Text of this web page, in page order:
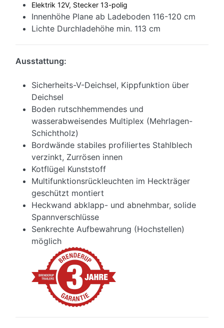
Elektrik 12V, Stecker 13-polig
Innenhöhe Plane ab Ladeboden 116-120 cm
Lichte Durchladehöhe min. 113 cm
Ausstattung:
Sicherheits-V-Deichsel, Kippfunktion über
Deichsel
Boden rutschhemmendes und
wasserabweisendes Multiplex (Mehrlagen-
Schichtholz)
Bordwände stabiles profiliertes Stahlblech
verzinkt, Zurrösen innen
Kotflügel Kunststoff
Multifunktionsrückleuchten im Heckträger
geschützt montiert
Heckwand abklapp- und abnehmbar, solide
Spannverschlüsse
Senkrechte Aufbewahrung (Hochstellen)
möglich